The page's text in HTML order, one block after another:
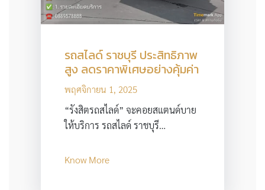
รถสไลด์ ราชบุรี ประสิทธิภาพ
สูง ลดราคาพิเศษอย่างคุ้มค่า
พฤศจิกายน 1, 2025
“รังสิตรถสไลด์” จะคอยสแตนด์บาย
ให้บริการ รถสไลด์ ราชบุรี…
Know More